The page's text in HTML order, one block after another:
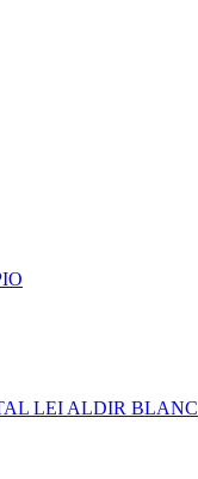
LEI ALDIR BLANC